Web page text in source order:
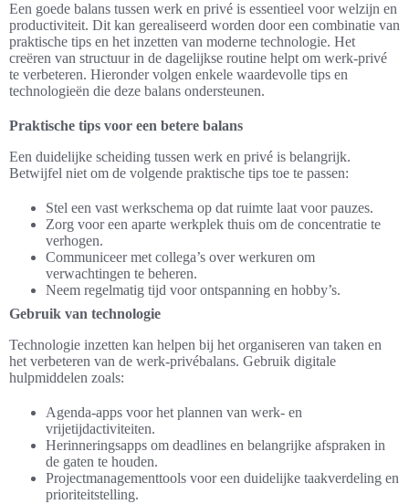
Een goede balans tussen werk en privé is essentieel voor welzijn en
productiviteit. Dit kan gerealiseerd worden door een combinatie van
praktische tips en het inzetten van moderne technologie. Het
creëren van structuur in de dagelijkse routine helpt om werk-privé
te verbeteren. Hieronder volgen enkele waardevolle tips en
technologieën die deze balans ondersteunen.
Praktische tips voor een betere balans
Een duidelijke scheiding tussen werk en privé is belangrijk.
Betwijfel niet om de volgende praktische tips toe te passen:
Stel een vast werkschema op dat ruimte laat voor pauzes.
Zorg voor een aparte werkplek thuis om de concentratie te
verhogen.
Communiceer met collega’s over werkuren om
verwachtingen te beheren.
Neem regelmatig tijd voor ontspanning en hobby’s.
Gebruik van technologie
Technologie inzetten kan helpen bij het organiseren van taken en
het verbeteren van de werk-privébalans. Gebruik digitale
hulpmiddelen zoals:
Agenda-apps voor het plannen van werk- en
vrijetijdactiviteiten.
Herinneringsapps om deadlines en belangrijke afspraken in
de gaten te houden.
Projectmanagementtools voor een duidelijke taakverdeling en
prioriteitstelling.